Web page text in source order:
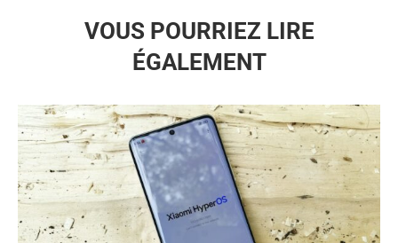
VOUS POURRIEZ LIRE
ÉGALEMENT